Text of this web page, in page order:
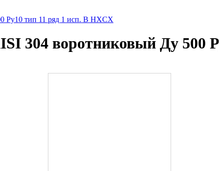
Ру10 тип 11 ряд 1 исп. B HXCX
304 воротниковый Ду 500